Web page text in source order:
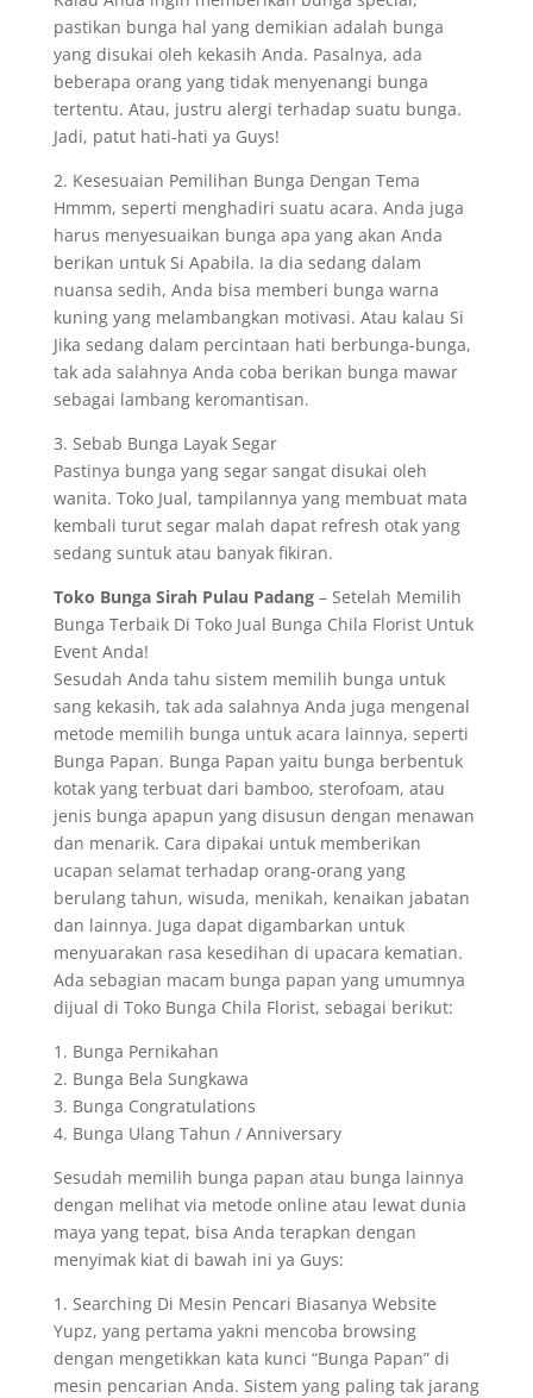
pastikan bunga hal yang demikian adalah bunga
yang disukai oleh kekasih Anda. Pasalnya, ada
beberapa orang yang tidak menyenangi bunga
tertentu. Atau, justru alergi terhadap suatu bunga.
Jadi, patut hati-hati ya Guys!
2. Kesesuaian Pemilihan Bunga Dengan Tema
Hmmm, seperti menghadiri suatu acara. Anda juga
harus menyesuaikan bunga apa yang akan Anda
berikan untuk Si Apabila. Ia dia sedang dalam
nuansa sedih, Anda bisa memberi bunga warna
kuning yang melambangkan motivasi. Atau kalau Si
Jika sedang dalam percintaan hati berbunga-bunga,
tak ada salahnya Anda coba berikan bunga mawar
sebagai lambang keromantisan.
3. Sebab Bunga Layak Segar
Pastinya bunga yang segar sangat disukai oleh
wanita. Toko Jual, tampilannya yang membuat mata
kembali turut segar malah dapat refresh otak yang
sedang suntuk atau banyak fikiran.
Toko Bunga Sirah Pulau Padang– Setelah Memilih
Bunga Terbaik Di Toko Jual Bunga Chila Florist Untuk
Event Anda!
Sesudah Anda tahu sistem memilih bunga untuk
sang kekasih, tak ada salahnya Anda juga mengenal
metode memilih bunga untuk acara lainnya, seperti
Bunga Papan. Bunga Papan yaitu bunga berbentuk
kotak yang terbuat dari bamboo, sterofoam, atau
jenis bunga apapun yang disusun dengan menawan
dan menarik. Cara dipakai untuk memberikan
ucapan selamat terhadap orang-orang yang
berulang tahun, wisuda, menikah, kenaikan jabatan
dan lainnya. Juga dapat digambarkan untuk
menyuarakan rasa kesedihan di upacara kematian.
Ada sebagian macam bunga papan yang umumnya
dijual di Toko Bunga Chila Florist, sebagai berikut:
1. Bunga Pernikahan
2. Bunga Bela Sungkawa
3. Bunga Congratulations
4. Bunga Ulang Tahun / Anniversary
Sesudah memilih bunga papan atau bunga lainnya
dengan melihat via metode online atau lewat dunia
maya yang tepat, bisa Anda terapkan dengan
menyimak kiat di bawah ini ya Guys:
1. Searching Di Mesin Pencari Biasanya Website
Yupz, yang pertama yakni mencoba browsing
dengan mengetikkan kata kunci “Bunga Papan” di
mesin pencarian Anda. Sistem yang paling tak jarang